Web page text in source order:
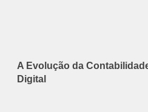
A Evolução da
Digital